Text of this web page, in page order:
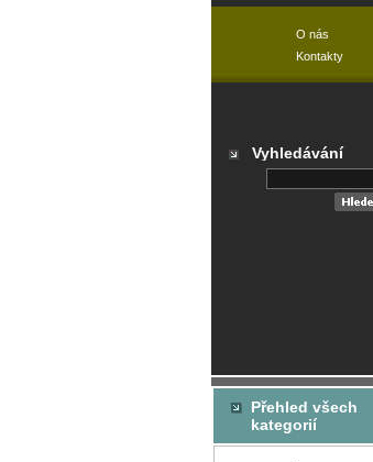
Přehled všech
kategorií
O nás
Kontakty
Vyhledávání